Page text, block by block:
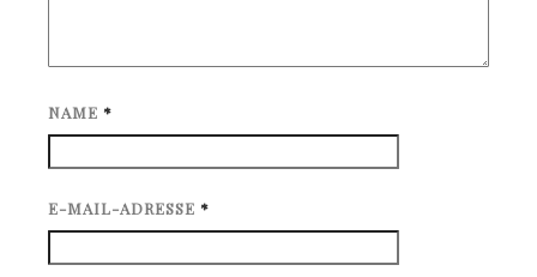
NAME *
E-MAIL-ADRESSE *